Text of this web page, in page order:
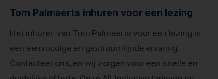
Tom Palmaerts inhuren voor een lezing
Het inhuren van Tom Palmaerts voor een lezing is
een eenvoudige en gestroomlijnde ervaring.
Contacteer ons, en wij zorgen voor een snelle en